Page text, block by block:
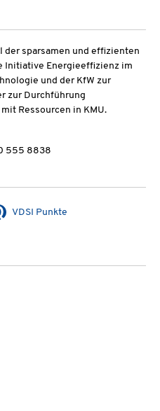
sparsamen und effizienten
Initiative Energieeffizienz im
und der KfW zur
zur Durchführung
Ressourcen in KMU.
555 8838
VDSI Punkte